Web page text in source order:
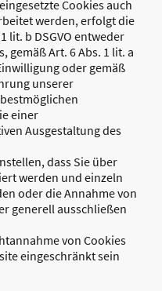
Cookies auch
werden, erfolgt die
lit. b DSGVO entweder
gemäß Art. 6 Abs. 1 lit. a
oder gemäß
unserer
einer
Ausgestaltung des
dass Sie über
werden und einzeln
oder die Annahme von
generell ausschließen
von Cookies
eingeschränkt sein